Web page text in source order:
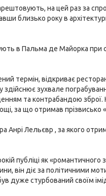
на цей раз за
близько року в
в Пальма де Майорка при
термін, відкриває
здійснює зухвале
та контрабандою
за що отримав
Лельєвр , за якого
публіці як
він діє за політичними
дуже стурбований своїм